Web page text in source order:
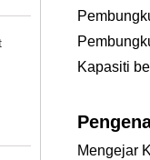
Kapasiti
Mengejar